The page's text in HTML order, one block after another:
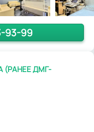
93-99
(РАНЕЕ ДМГ-